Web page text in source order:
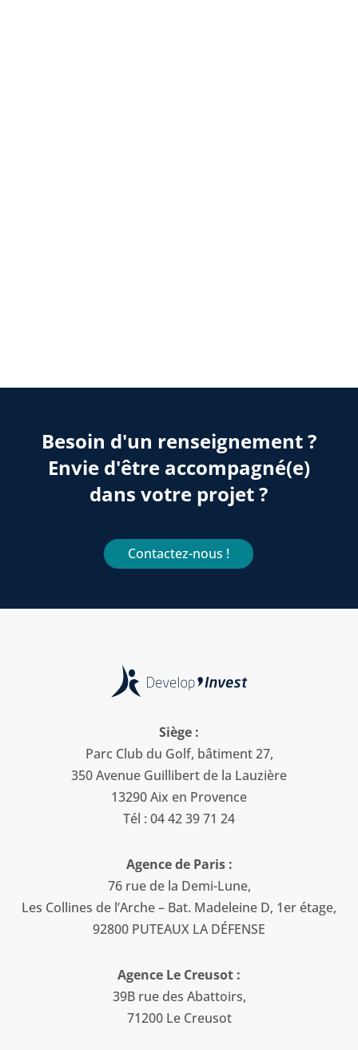
Besoin d'un renseignement ?
Envie d'être accompagné(e)
dans votre projet ?
Contactez-nous !
Siège :
Parc Club du Golf, bâtiment 27,
350 Avenue Guillibert de la Lauzière
13290 Aix en Provence
Tél : 04 42 39 71 24
Agence de Paris :
76 rue de la Demi-Lune,
Les Collines de l’Arche – Bat. Madeleine D, 1er étage,
92800 PUTEAUX LA DÉFENSE
Agence Le Creusot :
39B rue des Abattoirs,
71200 Le Creusot